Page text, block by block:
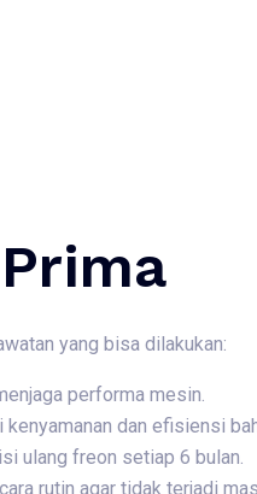
yang bisa dilakukan:
performa mesin.
dan efisiensi
ulang freon setiap 6 bulan.
rutin agar tidak terjadi